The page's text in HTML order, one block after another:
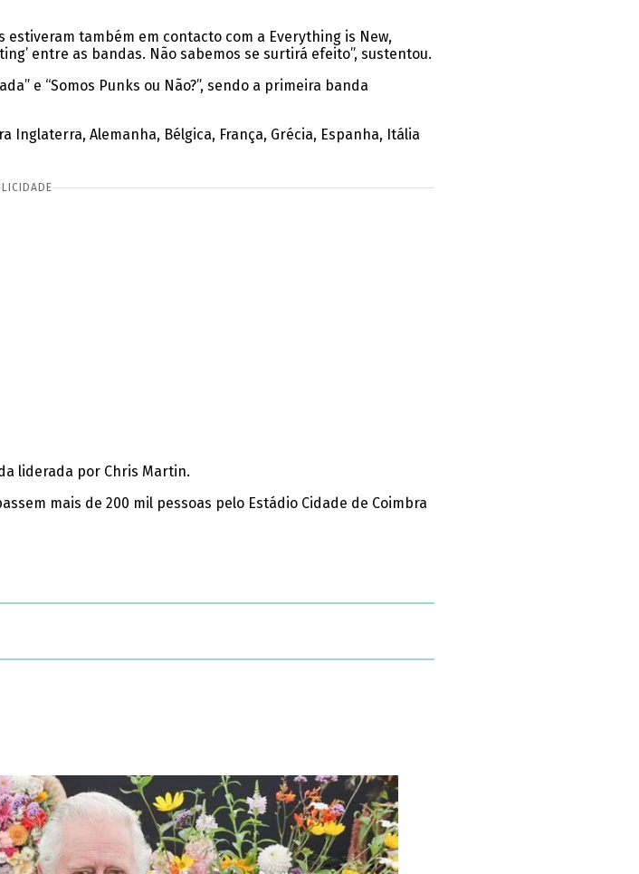
estiveram também em contacto com a Everything is New,
entre as bandas. Não sabemos se surtirá efeito”, sustentou.
e “Somos Punks ou Não?”, sendo a primeira banda
Inglaterra, Alemanha, Bélgica, França, Grécia, Espanha, Itália
liderada por Chris Martin.
mais de 200 mil pessoas pelo Estádio Cidade de Coimbra